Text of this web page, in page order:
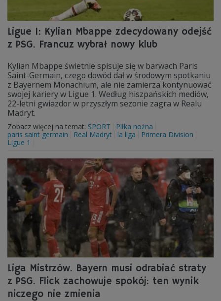
Ligue 1: Kylian Mbappe zdecydowany odejść
z PSG. Francuz wybrał nowy klub
Kylian Mbappe świetnie spisuje się w barwach Paris
Saint-Germain, czego dowód dał w środowym spotkaniu
z Bayernem Monachium, ale nie zamierza kontynuować
swojej kariery w Ligue 1. Według hiszpańskich mediów,
22-letni gwiazdor w przyszłym sezonie zagra w Realu
Madryt.
Zobacz więcej na temat: SPORT
Piłka nożna
paris saint germain
Real Madryt la liga
Primera Division
Ligue 1
Liga Mistrzów. Bayern musi odrabiać straty
z PSG. Flick zachowuje spokój: ten wynik
niczego nie zmienia